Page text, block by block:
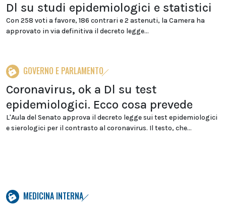
Dl su studi epidemiologici e statistici
Con 258 voti a favore, 186 contrari e 2 astenuti, la Camera ha
approvato in via definitiva il decreto legge...
GOVERNO E PARLAMENTO
Coronavirus, ok a Dl su test
epidemiologici. Ecco cosa prevede
L'Aula del Senato approva il decreto legge sui test epidemiologici
e sierologici per il contrasto al coronavirus. Il testo, che...
MEDICINA INTERNA